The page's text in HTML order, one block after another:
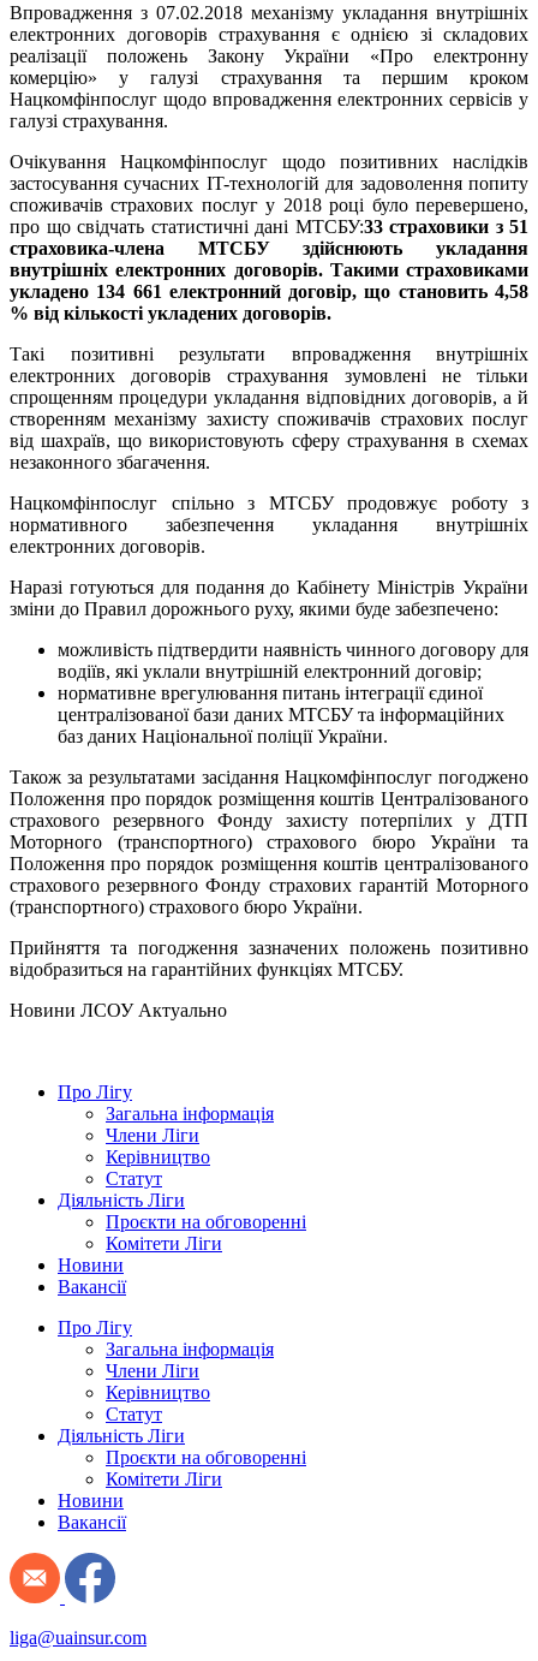
Впровадження з 07.02.2018 механізму укладання внутрішніх
електронних договорів страхування є однією зі складових
реалізації положень Закону України «Про електронну
комерцію» у галузі страхування та першим кроком
Нацкомфінпослуг щодо впровадження електронних сервісів у
галузі страхування.
Очікування Нацкомфінпослуг щодо позитивних наслідків
застосування сучасних IT-технологій для задоволення попиту
споживачів страхових послуг у 2018 році було перевершено,
про що свідчать статистичні дані МТСБУ:33 страховики з 51
страховика-члена МТСБУ здійснюють укладання
внутрішніх електронних договорів. Такими страховиками
укладено 134 661 електронний договір, що становить 4,58
% від кількості укладених договорів.
Такі позитивні результати впровадження внутрішніх
електронних договорів страхування зумовлені не тільки
спрощенням процедури укладання відповідних договорів, а й
створенням механізму захисту споживачів страхових послуг
від шахраїв, що використовують сферу страхування в схемах
незаконного збагачення.
Нацкомфінпослуг спільно з МТСБУ продовжує роботу з
нормативного забезпечення укладання внутрішніх
електронних договорів.
Наразі готуються для подання до Кабінету Міністрів України
зміни до Правил дорожнього руху, якими буде забезпечено:
можливість підтвердити наявність чинного договору для
водіїв, які уклали внутрішній електронний договір;
нормативне врегулювання питань інтеграції єдиної
централізованої бази даних МТСБУ та інформаційних
баз даних Національної поліції України.
Також за результатами засідання Нацкомфінпослуг погоджено
Положення про порядок розміщення коштів Централізованого
страхового резервного Фонду захисту потерпілих у ДТП
Моторного (транспортного) страхового бюро України та
Положення про порядок розміщення коштів централізованого
страхового резервного Фонду страхових гарантій Моторного
(транспортного) страхового бюро України.
Прийняття та погодження зазначених положень позитивно
відобразиться на гарантійних функціях МТСБУ.
Hовини ЛСОУ Актуально
Про Лігу
Загальна інформація
Члени Ліги
Керівництво
Статут
Діяльність Ліги
Проєкти на обговоренні
Комітети Ліги
Новини
Вакансії
Про Лігу
Загальна інформація
Члени Ліги
Керівництво
Статут
Діяльність Ліги
Проєкти на обговоренні
Комітети Ліги
Новини
Вакансії
liga@uainsur.com